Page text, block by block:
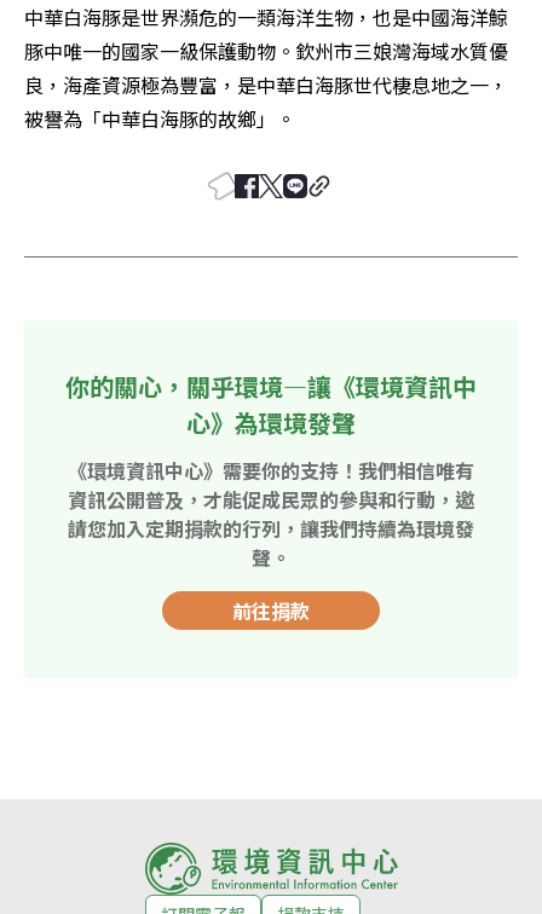
中華白海豚是世界瀕危的一類海洋生物，也是中國海洋鯨
豚中唯一的國家一級保護動物。欽州市三娘灣海域水質優
良，海產資源極為豐富，是中華白海豚世代棲息地之一，
被譽為「中華白海豚的故鄉」。
你的關心，關乎環境—讓《環境資訊中
心》為環境發聲
《環境資訊中心》需要你的支持！我們相信唯有
資訊公開普及，才能促成民眾的參與和行動，邀
請您加入定期捐款的行列，讓我們持續為環境發
聲。
前往捐款